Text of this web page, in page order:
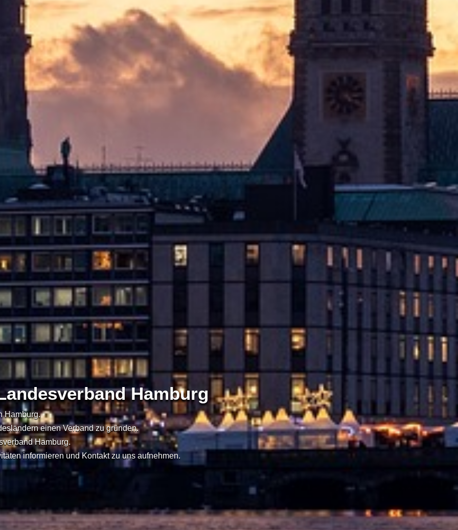
Hamburg
Hamburg.
einen Verband zu gründen.
Hamburg.
informieren und Kontakt zu uns aufnehmen.